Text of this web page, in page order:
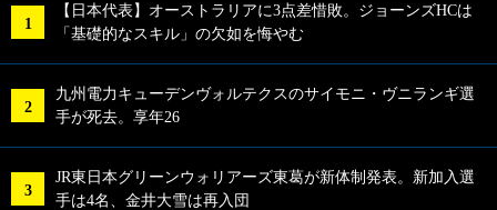
【日本代表】オーストラリアに3点差惜敗。ジョーンズHCは
「基礎的なスキル」の欠如を悔やむ
九州電力キューデンヴォルテクスのサイモニ・ヴニランギ選
手が死去。享年26
JR東日本グリーンウォリアーズ東葛が新体制発表。新加入選
手は4名、金井大雪は再入団